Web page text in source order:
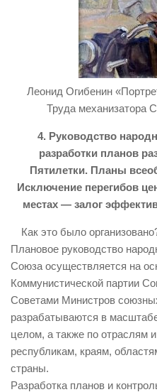
Леонид Огибенин
Труда механизатора
4. Руководство
разработки планов
Пятилетки. Планы
Исключение перегибов
местах — залог
Как это было
Плановое руководство
Союза осуществляется на
Коммунистической партии
Советами Министров
разрабатываются в
целом, а также по отраслям
республикам, краям,
страны.
Разработка планов и